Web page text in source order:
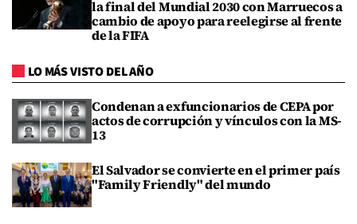
la final del Mundial 2030 con Marruecos a
cambio de apoyo para reelegirse al frente
de la FIFA
LO MÁS VISTO DEL AÑO
Condenan a exfuncionarios de CEPA por
actos de corrupción y vínculos con la MS-
13
El Salvador se convierte en el primer país
"Family Friendly" del mundo